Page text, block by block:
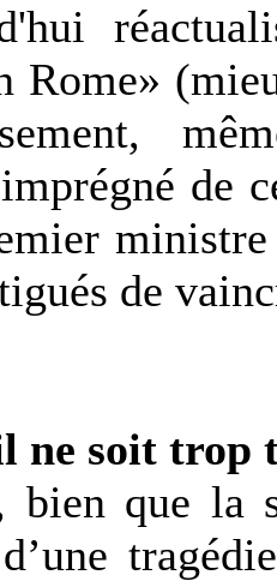
Rome»
de
de
ne soit trop
bien que